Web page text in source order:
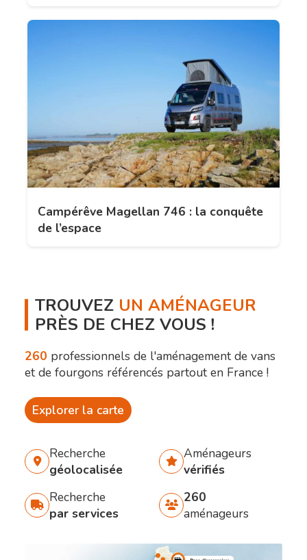
Campérêve Magellan 746 : la conquête
de l’espace
TROUVEZ UN AMÉNAGEUR
PRÈS DE CHEZ VOUS !
260 professionnels de l'aménagement de vans
et de fourgons référencés partout en France !
Explorer la carte
Recherche
géolocalisée
Aménageurs
vérifiés
Recherche
par services
260
aménageurs